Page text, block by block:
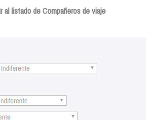
al listado de Compañeros de viaje